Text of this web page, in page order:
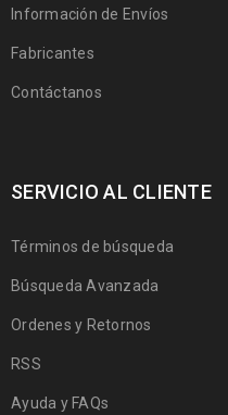
Información de Envíos
Fabricantes
Contáctanos
SERVICIO AL CLIENTE
Términos de búsqueda
Búsqueda Avanzada
Ordenes y Retornos
RSS
Ayuda y FAQs